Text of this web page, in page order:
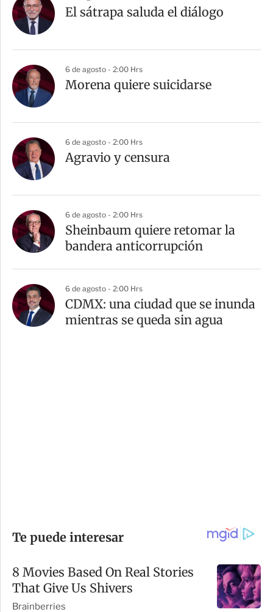
El sátrapa saluda el diálogo
6 de agosto - 2:00 Hrs
Morena quiere suicidarse
6 de agosto - 2:00 Hrs
Agravio y censura
6 de agosto - 2:00 Hrs
Sheinbaum quiere retomar la
bandera anticorrupción
6 de agosto - 2:00 Hrs
CDMX: una ciudad que se inunda
mientras se queda sin agua